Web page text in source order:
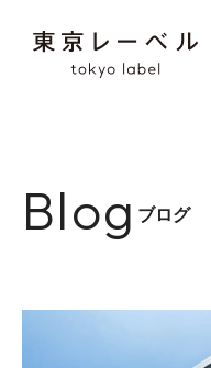
Blog ブログ